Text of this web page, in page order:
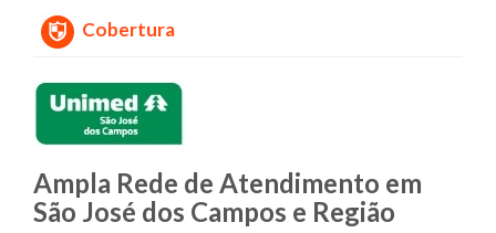
Cobertura
Ampla Rede de Atendimento em
São José dos Campos e Região